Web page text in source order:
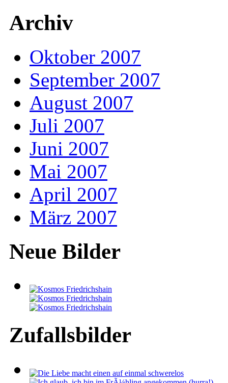
Archiv
Oktober 2007
September 2007
August 2007
Juli 2007
Juni 2007
Mai 2007
April 2007
März 2007
Neue Bilder
Zufallsbilder